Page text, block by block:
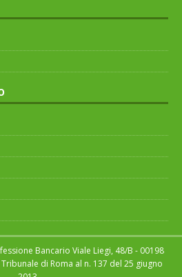
Bancario Viale Liegi, 48/B - 00198
di Roma al n. 137 del 25 giugno